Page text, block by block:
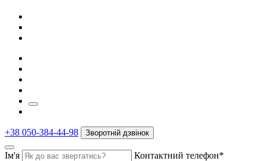
+38 050-384-44-98 Зворотній дзвінок
Ім'я Контактний телефон*